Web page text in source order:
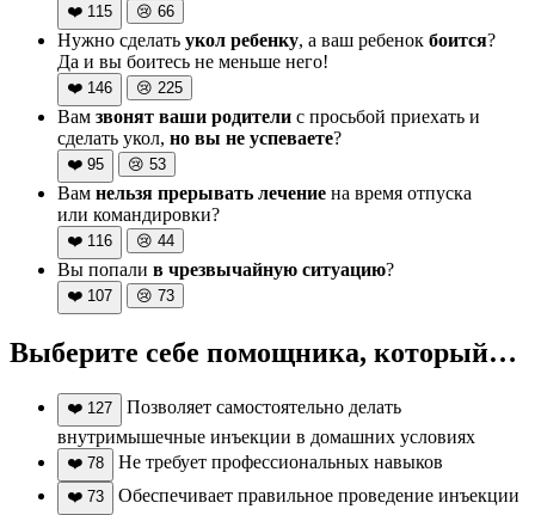
❤️ 115 😢 66
Нужно сделать укол ребенку, а ваш ребенок боится?
Да и вы боитесь не меньше него!
❤️ 146 😢 225
Вам звонят ваши родители с просьбой приехать и
сделать укол, но вы не успеваете?
❤️ 95 😢 53
Вам нельзя прерывать лечение на время отпуска
или командировки?
❤️ 116 😢 44
Вы попали в чрезвычайную ситуацию?
❤️ 107 😢 73
Выберите себе помощника, который…
❤️ 127
Позволяет самостоятельно делать
внутримышечные инъекции в домашних условиях
❤️ 78 Не требует профессиональных навыков
❤️ 73 Обеспечивает правильное проведение инъекции